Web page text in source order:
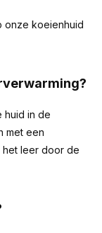
onze koeienhuid
huid in de
met een
het leer door de